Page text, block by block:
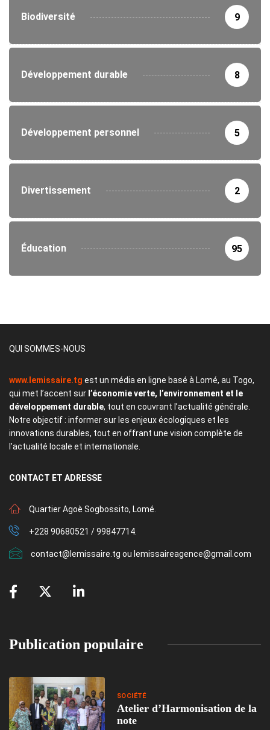
Biodiversité 9
Développement durable 8
Développement personnel 5
Divertissement 2
Éducation 95
QUI SOMMES-NOUS
www.lemissaire.tg est un média en ligne basé à Lomé, au Togo,
qui met l’accent sur l’économie verte, l’environnement et le
développement durable, tout en couvrant l’actualité générale.
Notre objectif : informer sur les enjeux écologiques et les
innovations durables, tout en offrant une vision complète de
l’actualité locale et internationale.
CONTACT ET ADRESSE
Quartier Agoè Sogbossito, Lomé.
+228 90680521 / 99847714.
contact@lemissaire.tg ou lemissaireagence@gmail.com
Publication populaire
SOCIÉTÉ
Atelier d’Harmonisation de la
note